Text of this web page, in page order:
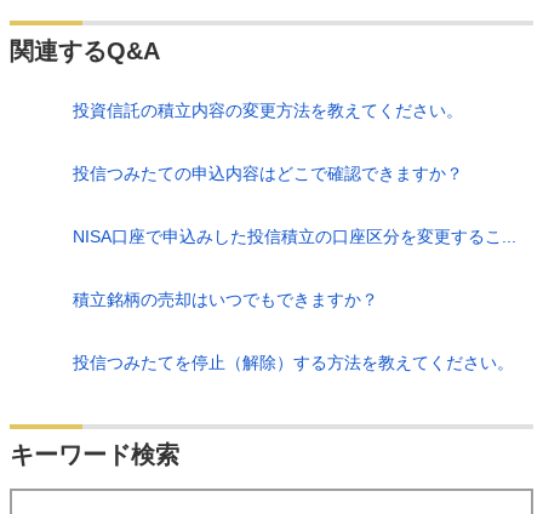
関連するQ&A
投資信託の積立内容の変更方法を教えてください。
投信つみたての申込内容はどこで確認できますか？
NISA口座で申込みした投信積立の口座区分を変更するこ...
積立銘柄の売却はいつでもできますか？
投信つみたてを停止（解除）する方法を教えてください。
キーワード検索